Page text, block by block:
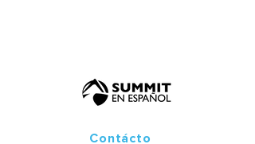
Contácto